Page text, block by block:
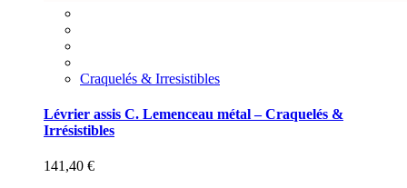
Craquelés & Irresistibles
Lévrier assis C. Lemenceau métal – Craquelés &
Irrésistibles
141,40 €